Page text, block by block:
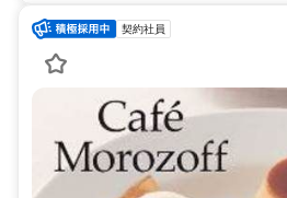
契約社員